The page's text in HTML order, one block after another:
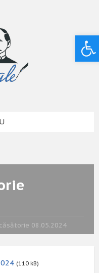
08.05.2024
(110 kB)
Deschide bara de unelte